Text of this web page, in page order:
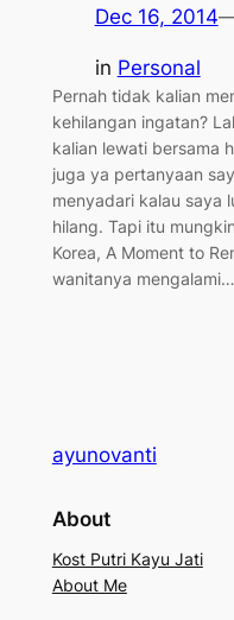
Dec 16, 2014
in Personal
Pernah tidak kalian
kehilangan ingatan?
kalian lewati bersama
juga ya pertanyaan
menyadari kalau saya
hilang. Tapi itu
Korea, A Moment to
wanitanya mengalami…
ayunovanti
About
Kost Putri Kayu Jati
About Me